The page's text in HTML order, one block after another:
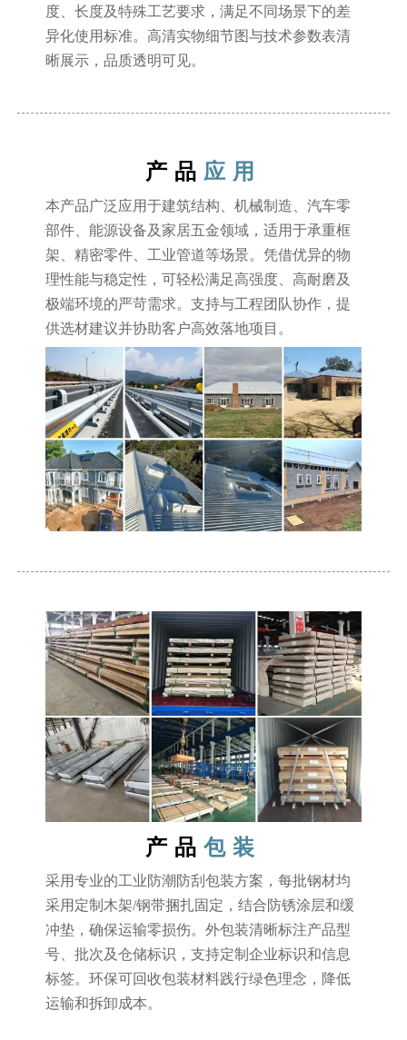
度、长度及特殊工艺要求，满足不同场景下的差
异化使用标准。高清实物细节图与技术参数表清
晰展示，品质透明可见。
产品 应用
本产品广泛应用于建筑结构、机械制造、汽车零
部件、能源设备及家居五金领域，适用于承重框
架、精密零件、工业管道等场景。凭借优异的物
理性能与稳定性，可轻松满足高强度、高耐磨及
极端环境的严苛需求。支持与工程团队协作，提
供选材建议并协助客户高效落地项目。
产品 包装
采用专业的工业防潮防刮包装方案，每批钢材均
采用定制木架/钢带捆扎固定，结合防锈涂层和缓
冲垫，确保运输零损伤。外包装清晰标注产品型
号、批次及仓储标识，支持定制企业标识和信息
标签。环保可回收包装材料践行绿色理念，降低
运输和拆卸成本。